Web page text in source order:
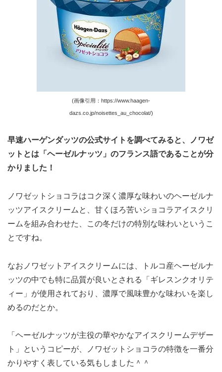
(画像引用：https://www.haagen-
dazs.co.jp/noisettes_au_chocolat/)
早速ハーゲンダッツの公式サイトを調べてみると、ノワゼ
ットとは「ヘーゼルナッツ」のフランス語であることが分
かりました！
ノワゼットショコラはコク深く濃厚な味わいのヘーゼルナ
ッツアイスクリームと、甘くほろ苦いショコラアイスクリ
ームを組み合わせた、この冬だけの特別な味わいというこ
とですね。
なおノワゼットアイスクリームには、トルコ産ヘーゼルナ
ッツの中でも特に品質が良いとされる「ギレスンクオリテ
ィー」が使用されており、濃厚で風味豊かな味わいを楽し
めるのだとか。
「ヘーゼルナッツが主役の華やかなアイスクリームデザー
ト」というコピーが、ノワゼットショコラの特徴を一番分
かりやすく表している気もしました＾＾